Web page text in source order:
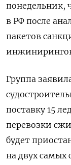
понедельник,
в РФ после
пакетов
Группа
поставку 15
перевозки
будет
на двух самых